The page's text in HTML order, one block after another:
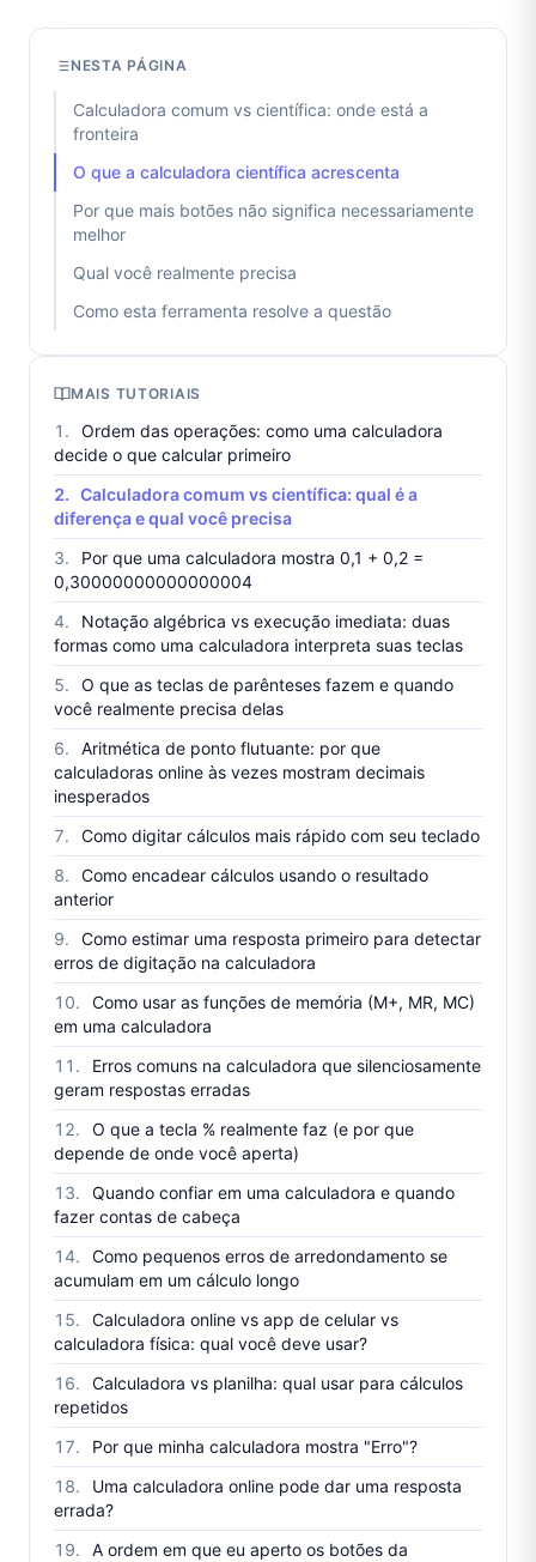
NESTA PÁGINA
Calculadora comum vs científica: onde está a
fronteira
O que a calculadora científica acrescenta
Por que mais botões não significa necessariamente
melhor
Qual você realmente precisa
Como esta ferramenta resolve a questão
MAIS TUTORIAIS
Ordem das operações: como uma calculadora
decide o que calcular primeiro
Calculadora comum vs científica: qual é a
diferença e qual você precisa
Por que uma calculadora mostra 0,1 + 0,2 =
0,30000000000000004
Notação algébrica vs execução imediata: duas
formas como uma calculadora interpreta suas teclas
O que as teclas de parênteses fazem e quando
você realmente precisa delas
Aritmética de ponto flutuante: por que
calculadoras online às vezes mostram decimais
inesperados
Como digitar cálculos mais rápido com seu teclado
Como encadear cálculos usando o resultado
anterior
Como estimar uma resposta primeiro para detectar
erros de digitação na calculadora
Como usar as funções de memória (M+, MR, MC)
em uma calculadora
Erros comuns na calculadora que silenciosamente
geram respostas erradas
O que a tecla % realmente faz (e por que
depende de onde você aperta)
Quando confiar em uma calculadora e quando
fazer contas de cabeça
Como pequenos erros de arredondamento se
acumulam em um cálculo longo
Calculadora online vs app de celular vs
calculadora física: qual você deve usar?
Calculadora vs planilha: qual usar para cálculos
repetidos
Por que minha calculadora mostra "Erro"?
Uma calculadora online pode dar uma resposta
errada?
A ordem em que eu aperto os botões da